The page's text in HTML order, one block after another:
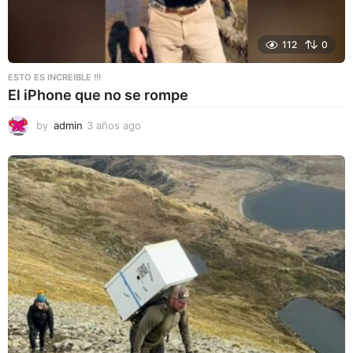
112 0
ESTO ES INCREIBLE !!!
El iPhone que no se rompe
by admin 3 años ago
ñ
o
s
a
o